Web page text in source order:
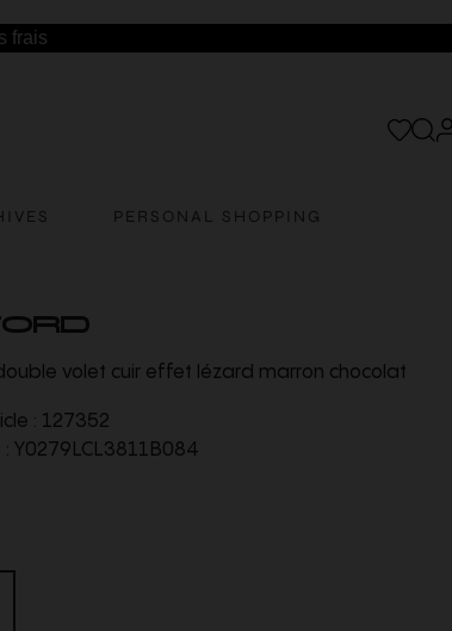
frais
PERSONAL SHOPPING
volet cuir effet lézard marron chocolat
: 127352
Y0279LCL3811B084